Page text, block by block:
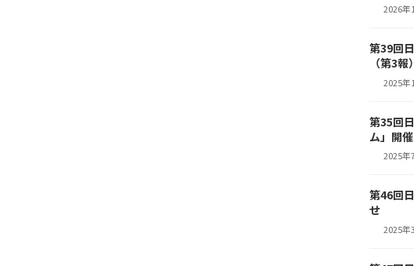
2026年
第39回
（第3報）
2025年
第35回
ム」開
2025年
第46回
せ
2025年